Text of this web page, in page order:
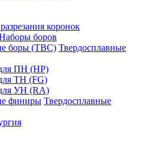
коронок
боров
Твердосплавные
ПН (HP)
ТН (FG)
УН (RA)
Твердосплавные